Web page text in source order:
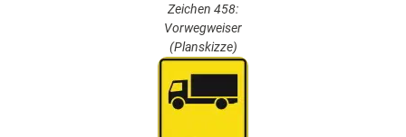
Zeichen 458:
Vorwegweiser
(Planskizze)